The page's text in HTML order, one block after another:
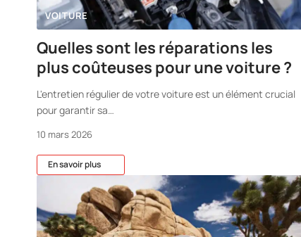
VOITURE
Quelles sont les réparations les
plus coûteuses pour une voiture ?
L'entretien régulier de votre voiture est un élément crucial
pour garantir sa…
10 mars 2026
En savoir plus